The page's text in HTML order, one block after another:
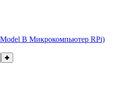
B Микрокомпьютер RPi)